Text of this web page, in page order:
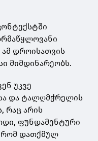
ამ დროისათვის
მიმდინარეობს.
უკვე
და ტალღმჭრელის
რაც არის
ფუნდამენტური
რომ დათქმულ